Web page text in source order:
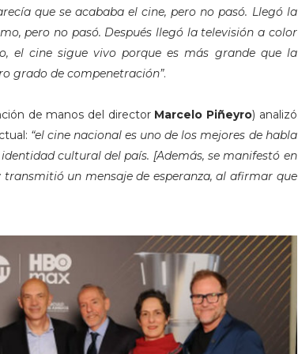
que se acababa el cine, pero no pasó. Llegó la
pero no pasó. Después llegó la televisión a color
el cine sigue vivo porque es más grande que la
grado de compenetración”.
de manos del director Marcelo Piñeyro) analizó
“el cine nacional es uno de los mejores de habla
cultural del país. [Además, se manifestó en
un mensaje de esperanza, al afirmar que